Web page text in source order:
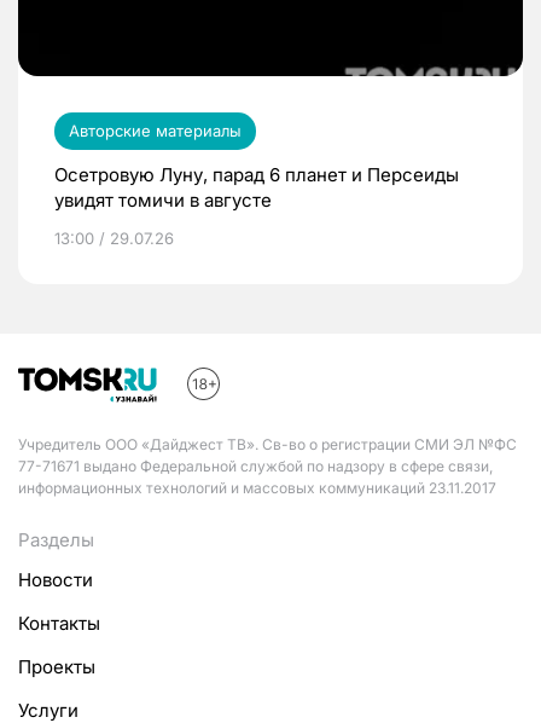
Авторские материалы
Осетровую Луну, парад 6 планет и Персеиды
увидят томичи в августе
13:00 / 29.07.26
Учредитель ООО «Дайджест ТВ». Св-во о регистрации СМИ ЭЛ №ФС
77-71671 выдано Федеральной службой по надзору в сфере связи,
информационных технологий и массовых коммуникаций 23.11.2017
Разделы
Новости
Контакты
Проекты
Услуги